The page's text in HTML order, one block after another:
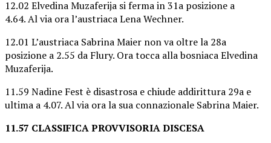
12.02 Elvedina Muzaferija si ferma in 31a posizione a
4.64. Al via ora l’austriaca Lena Wechner.
12.01 L’austriaca Sabrina Maier non va oltre la 28a
posizione a 2.55 da Flury. Ora tocca alla bosniaca Elvedina
Muzaferija.
11.59 Nadine Fest è disastrosa e chiude addirittura 29a e
ultima a 4.07. Al via ora la sua connazionale Sabrina Maier.
11.57 CLASSIFICA PROVVISORIA DISCESA